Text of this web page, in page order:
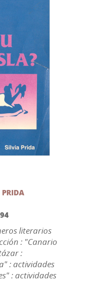
literarios
: "Canario
:
: actividades
: actividades